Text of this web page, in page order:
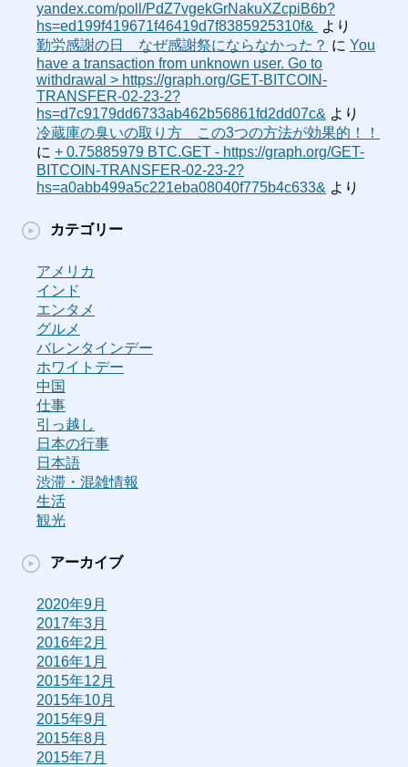
yandex.com/poll/PdZ7vgekGrNakuXZcpiB6b?
hs=ed199f419671f46419d7f8385925310f& ‍
より
勤労感謝の日 なぜ感謝祭にならなかった？ に You
have a transaction from unknown user. Gо tо
withdrаwаl > https://graph.org/GET-BITCOIN-
TRANSFER-02-23-2?
hs=d7c9179dd6733ab462b56861fd2dd07c& より
冷蔵庫の臭いの取り方 この3つの方法が効果的！！
に + 0.75885979 BTC.GET - https://graph.org/GET-
BITCOIN-TRANSFER-02-23-2?
hs=a0abb499a5c221eba08040f775b4c633& より
カテゴリー
アメリカ
インド
エンタメ
グルメ
バレンタインデー
ホワイトデー
中国
仕事
引っ越し
日本の行事
日本語
渋滞・混雑情報
生活
観光
アーカイブ
2020年9月
2017年3月
2016年2月
2016年1月
2015年12月
2015年10月
2015年9月
2015年8月
2015年7月